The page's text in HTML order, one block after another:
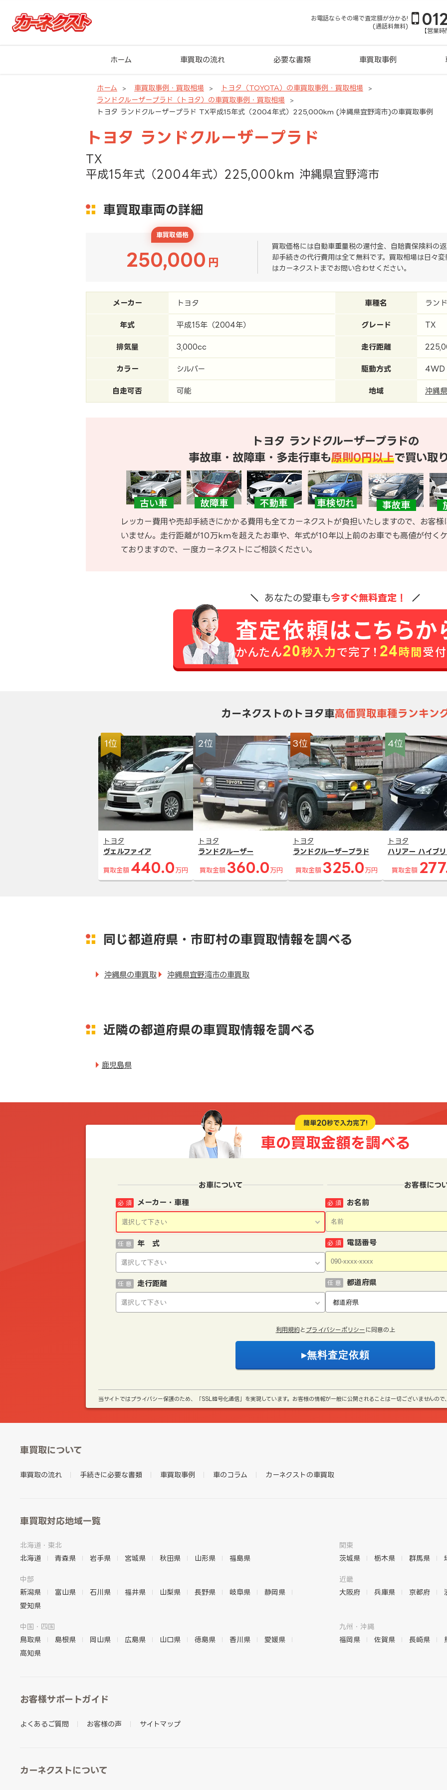
お電話ならその場で査定額が分かる!
(通話料無料)
【営業
ホーム 車買取の流れ 必要な書類 車買取事例
ホーム 車買取事例・買取相場
トヨタ（TOYOTA）の車買取事例・買取相場
ランドクルーザープラド（トヨタ）の車買取事例・買取相場
トヨタ ランドクルーザープラド TX平成15年式（2004年式）225,000km (沖縄県宜野湾市)の車買取事例
トヨタ ランドクルーザープラド
TX
平成15年式（2004年式）225,000km 沖縄県宜野湾市
車買取車両の詳細
車買取価格
250,000 円
買取価格には自動車重量税の還付金、自賠責保険料の
却手続きの代行費用は全て無料です。買取相場は日々
はカーネクストまでお問い合わせください。
メーカー トヨタ 車種名 ラン
年式 平成15年（2004年） グレード TX
排気量 3,000cc 走行距離
カラー シルバー 駆動方式 4WD
自走可否 可能 地域 沖縄県
トヨタ ランドクルーザープラドの
事故車・故障車・多走行車も原則0円以上で買い取
レッカー費用や売却手続きにかかる費用も全てカーネクストが負担いたしますので、お客
いません。走行距離が10万kmを超えたお車や、年式が10年以上前のお車でも高値が付く
ておりますので、一度カーネクストにご相談ください。
あなたの愛車も今すぐ無料査定！
カーネクストのトヨタ車高価買取車種ランキン
1位
トヨタ
ヴェルファイア
買取金額 440.0 万円
2位
トヨタ
ランドクルーザー
買取金額 360.0 万円
3位
トヨタ
ランドクルーザープラド
買取金額 325.0 万円
4位
トヨタ
ハリアー ハイブ
買取金額
同じ都道府県・市町村の車買取情報を調べる
沖縄県の車買取 沖縄県宜野湾市の車買取
近隣の都道府県の車買取情報を調べる
鹿児島県
簡単20秒で入力完了!
車の買取金額を調べる
お車について
メーカー・車種
必 須
年 式
任 意
走行距離
任 意
お客様につ
お名前
必 須
電話番号
必 須
都道府県
任 意
利用規約 と プライバシーポリシー に同意の上
当サイトではプライバシー保護のため、「SSL暗号化通信」を実現しています。お客様の情報が一般に公開されることは一切ございませんの
車買取について
車買取の流れ 手続きに必要な書類 車買取事例 車のコラム カーネクストの車買取
車買取対応地域一覧
北海道・東北
北海道
青森県 岩手県 宮城県 秋田県 山形県 福島県
関東
茨城県
栃木県 群馬県
中部
新潟県
富山県 石川県 福井県 山梨県 長野県 岐阜県
静岡県
愛知県
近畿
大阪府
兵庫県 京都府
中国・四国
鳥取県
島根県 岡山県 広島県 山口県 徳島県 香川県
愛媛県
高知県
九州・沖縄
福岡県
佐賀県 長崎県
お客様サポートガイド
よくあるご質問 お客様の声 サイトマップ
カーネクストについて